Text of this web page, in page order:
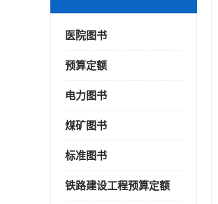
医院图书
预算定额
电力图书
煤矿图书
标准图书
铁路建设工程预算定额